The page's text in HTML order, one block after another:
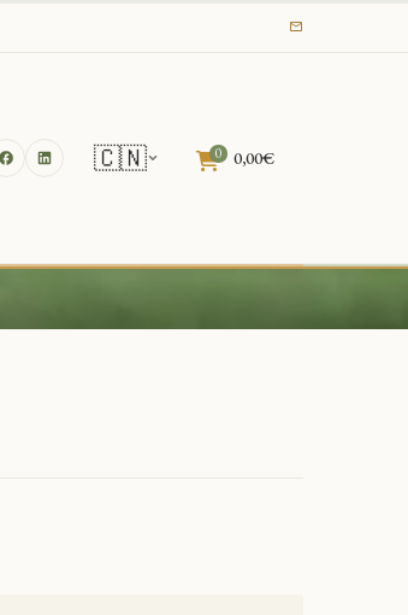
🇨🇳 0 0,00€